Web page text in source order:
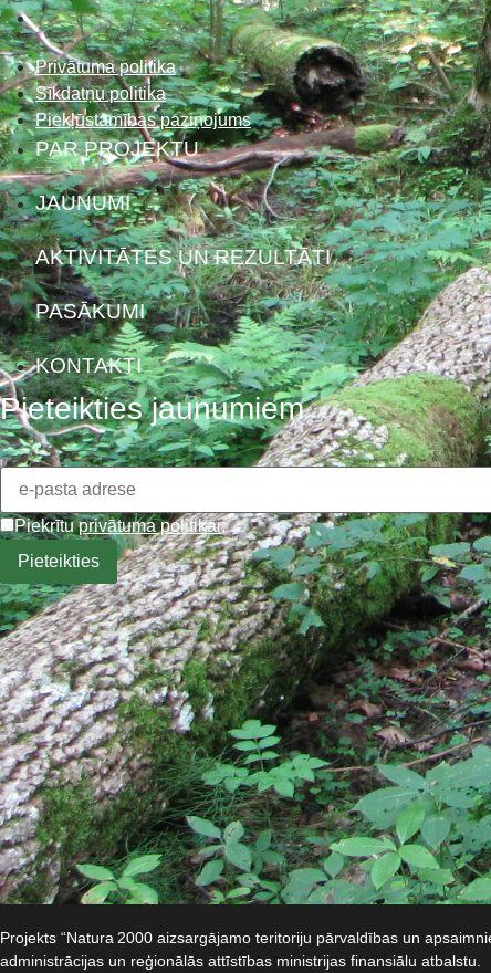
Privātuma politika
Sīkdatņu politika
Piekļūstamības paziņojums
PAR PROJEKTU
JAUNUMI
AKTIVITĀTES UN REZULTĀTI
PASĀKUMI
KONTAKTI
Pieteikties jaunumiem
Piekrītuprivātuma politikai.
Projekts “Natura 2000 aizsargājamo teritoriju pārvaldības un
administrācijas un reģionālās attīstības ministrijas finansiālu atbalstu.​